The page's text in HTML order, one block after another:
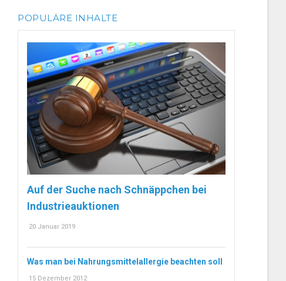
POPULÄRE INHALTE
Auf der Suche nach Schnäppchen bei
Industrieauktionen
20 Januar 2019
Was man bei Nahrungsmittelallergie beachten soll
15 Dezember 2012